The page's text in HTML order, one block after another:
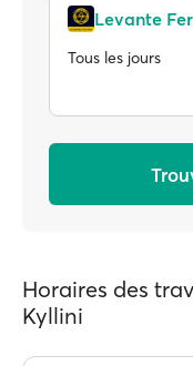
Levante
Tous les jours
Horaires des
Kyllini